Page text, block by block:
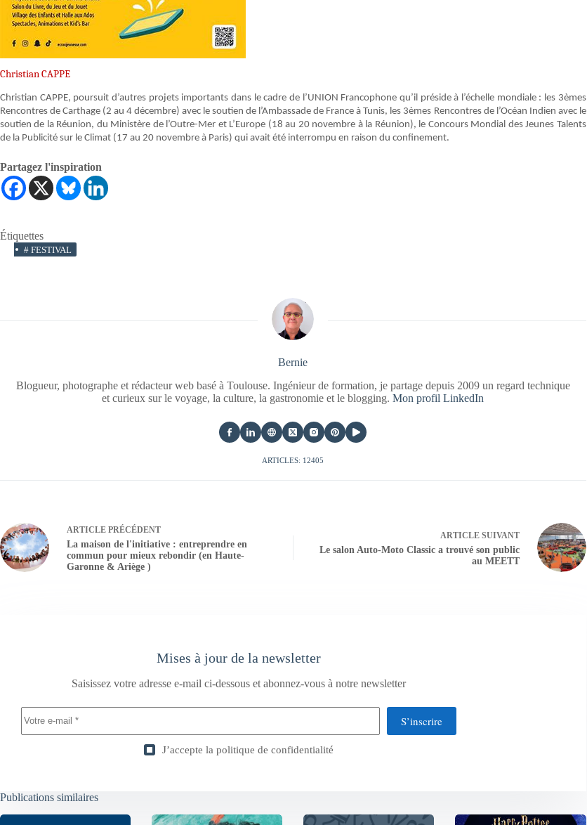
Christian CAPPE
Christian CAPPE, poursuit d’autres projets importants dans le cadre de l’UNION Francophone qu’il préside à l’échelle mondiale : les 3èmes
Rencontres de Carthage (2 au 4 décembre) avec le soutien de l’Ambassade de France à Tunis, les 3èmes Rencontres de l’Océan Indien avec le
soutien de la Réunion, du Ministère de l’Outre-Mer et L’Europe (18 au 20 novembre à la Réunion), le Concours Mondial des Jeunes Talents
de la Publicité sur le Climat (17 au 20 novembre à Paris) qui avait été interrompu en raison du confinement.
Partagez l'inspiration
Étiquettes
# FESTIVAL
Bernie
Blogueur, photographe et rédacteur web basé à Toulouse. Ingénieur de formation, je partage depuis 2009 un regard technique
et curieux sur le voyage, la culture, la gastronomie et le blogging.Mon profil LinkedIn
ARTICLES: 12405
ARTICLE PRÉCÉDENT
La maison de l'initiative : entreprendre en
commun pour mieux rebondir (en Haute-
Garonne & Ariège )
ARTICLESUIVANT
Le salon Auto-Moto Classic a trouvé son public
au MEETT
Mises à jour de la newsletter
Saisissez votre adresse e-mail ci-dessous et abonnez-vous à notre newsletter
S’inscrire
J’accepte la politique de confidentialité
Publications similaires